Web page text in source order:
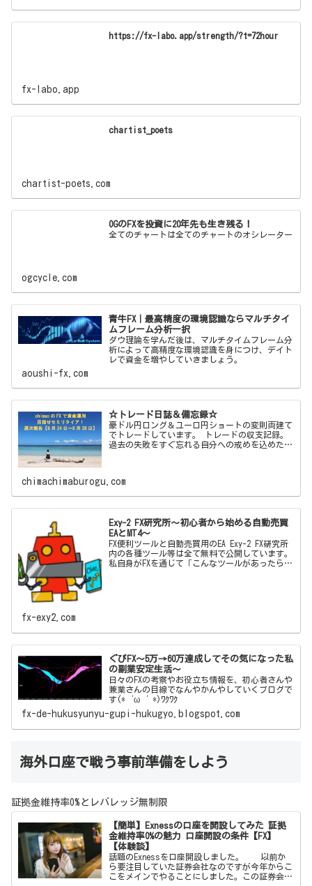
https://fx-labo.app/strength/?t=72hour
fx-labo.app
chartist_poets
chartist-poets.com
OGのFXを投資に20年先も生き残る！
全てのチャートは全てのチャートのオシレーター
ogcycle.com
青牛FX｜最高精度の環境認識ならマルチタイ
ムフレーム分析一択
ダウ理論を学んだ後は、マルチタイムフレーム分
析によって高精度な環境認識を身につけ、デイト
レで資金を増やしていきましょう。
aoushi-fx.com
☆トレード日誌＆備忘録☆
豪ドル円ロング＆ユーロ円ショートの変則両建て
でトレードしています。 トレードの収支記録。
過去の失敗をすぐ忘れる自分への戒めを込めた備
chimachimaburogu.com
Exy-2 FX研究所～初心者から始める自動売買
EAとMT4～
FX便利ツールと自動売買用のEA Exy-2 FX研究所
内の各種ツール等は全て無料で公開しています。
私自身がFXを通じて「こんなツールがあったらい
fx-exy2.com
ぐぴFX～5万→60万達成してその気になった私
の副業安定生活～
日々のFXの考察やお役立ち情報を、初心者さんや
兼業さんの目線でなんやかんやしていくブログで
す(*‘ω‘ *)ﾜｸﾜｸ
fx-de-hukusyunyu-gupi-hukugyo.blogspot.com
海外口座で戦う事前準備をしよう
証拠金維持率0%とレバレッジ無制限
【簡単】Exnessの口座を開設してみた 証拠
金維持率0%の魅力 口座開設の条件【FX】
【体験談】
話題のExnessを口座開設しました。 以前か
ら要注目していた証券会社なのですが今年からこ
こをメインでやることにしました。この証券会社